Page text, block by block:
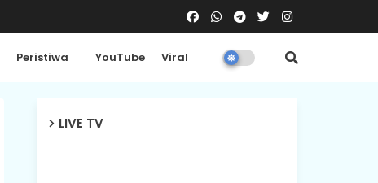
Peristiwa YouTube Viral
LIVE TV